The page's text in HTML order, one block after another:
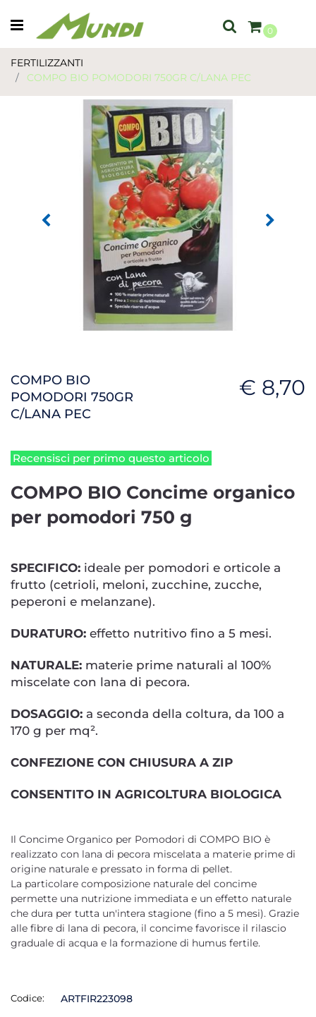
Open menu
0
FERTILIZZANTI
COMPO BIO POMODORI 750GR C/LANA PEC
COMPO BIO
POMODORI 750GR
C/LANA PEC
€ 8,70
Recensisci per primo questo articolo
COMPO BIO Concime organico
per pomodori 750 g
SPECIFICO: ideale per pomodori e orticole a
frutto (cetrioli, meloni, zucchine, zucche,
peperoni e melanzane).
DURATURO: effetto nutritivo fino a 5 mesi.
NATURALE: materie prime naturali al 100%
miscelate con lana di pecora.
DOSAGGIO: a seconda della coltura, da 100 a
170 g per mq².
CONFEZIONE CON CHIUSURA A ZIP
CONSENTITO IN AGRICOLTURA BIOLOGICA
Il Concime Organico per Pomodori di COMPO BIO è
realizzato con lana di pecora miscelata a materie prime di
origine naturale e pressato in forma di pellet.
La particolare composizione naturale del concime
permette una nutrizione immediata e un effetto naturale
che dura per tutta un'intera stagione (fino a 5 mesi). Grazie
alle fibre di lana di pecora, il concime favorisce il rilascio
graduale di acqua e la formazione di humus fertile.
Codice: ARTFIR223098